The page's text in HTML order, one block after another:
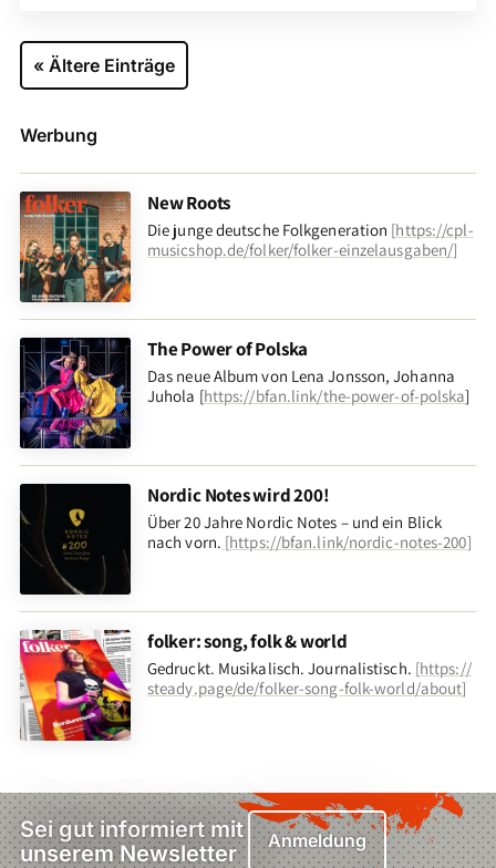
« Ältere Einträge
Werbung
New Roots
Die junge deutsche Folkgeneration [https://cpl-
musicshop.de/folker/folker-einzelausgaben/]
The Power of Polska
Das neue Album von Lena Jonsson, Johanna
Juhola [https://bfan.link/the-power-of-polska]
Nordic Notes wird 200!
Über 20 Jahre Nordic Notes – und ein Blick
nach vorn. [https://bfan.link/nordic-notes-200]
folker: song, folk & world
Gedruckt. Musikalisch. Journalistisch. [https://
steady.page/de/folker-song-folk-world/about]
Sei gut informiert mit
unserem Newsletter
Anmeldung